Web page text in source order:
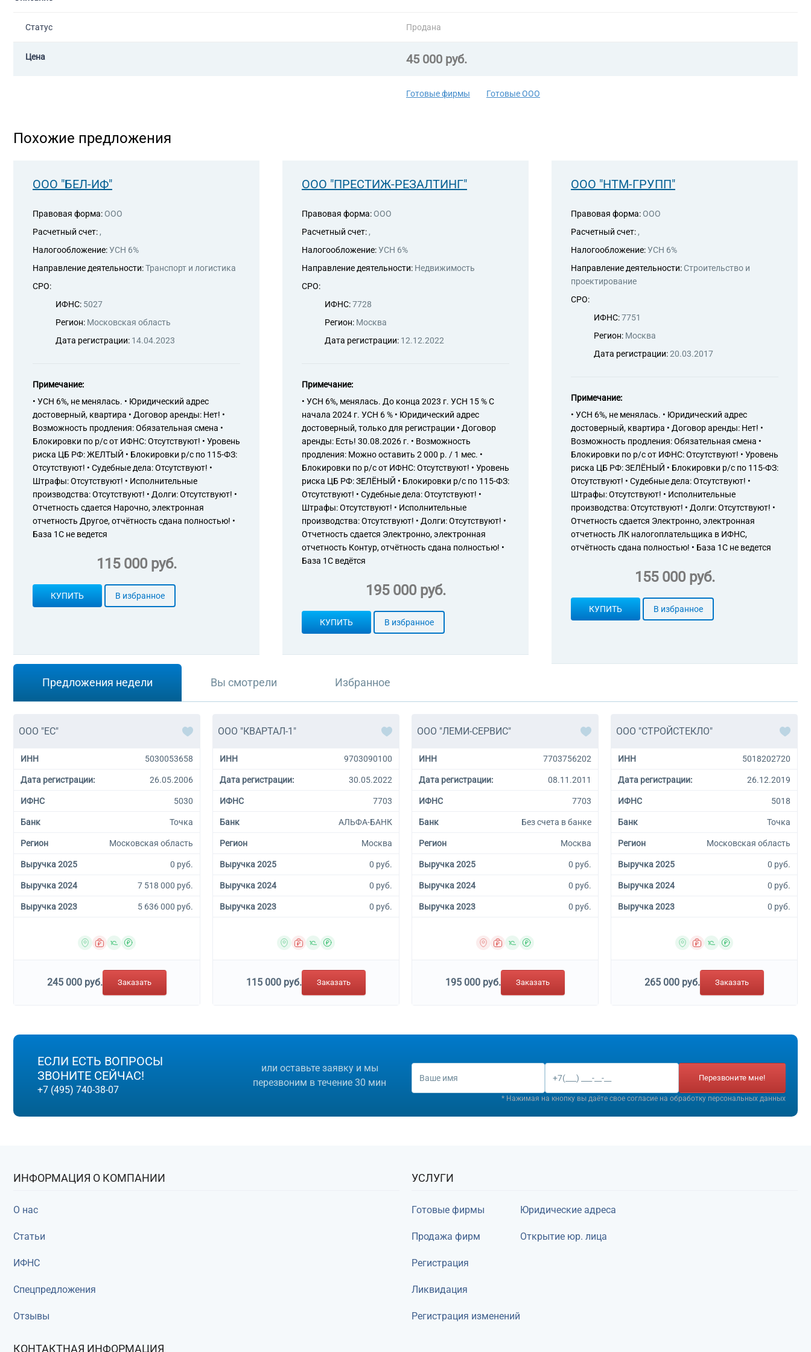
техническим оборудованием
Статус Продана
Цена 45 000 руб.
Готовые фирмы Готовые ООО
Похожие предложения
ООО "БЕЛ-ИФ"
Правовая форма: ООО
Расчетный счет: ,
Налогообложение:УСН 6%
Направление деятельности:Транспорт и логистика
СРО:
ИФНС: 5027
Регион: Московская область
Дата регистрации: 14.04.2023
Примечание:
• УСН 6%, не менялась. • Юридический адрес
достоверный, квартира • Договор аренды: Нет! •
Возможность продления: Обязательная смена •
Блокировки по р/с от ИФНС: Отсутствуют! • Уровень
риска ЦБ РФ: ЖЕЛТЫЙ • Блокировки р/с по 115-ФЗ:
Отсутствуют! • Судебные дела: Отсутствуют! •
Штрафы: Отсутствуют! • Исполнительные
производства: Отсутствуют! • Долги: Отсутствуют! •
Отчетность сдается Нарочно, электронная
отчетность Другое, отчётность сдана полностью! •
База 1С не ведется
115 000 руб.
КУПИТЬ В избранное
ООО "ПРЕСТИЖ-РЕЗАЛТИНГ"
Правовая форма: ООО
Расчетный счет: ,
Налогообложение:УСН 6%
Направление деятельности: Недвижимость
СРО:
ИФНС:7728
Регион: Москва
Дата регистрации: 12.12.2022
Примечание:
• УСН 6%, менялась. До конца 2023 г. УСН 15 % С
начала 2024 г. УСН 6 % • Юридический адрес
достоверный, только для регистрации • Договор
аренды: Есть! 30.08.2026 г. • Возможность
продления: Можно оставить 2 000 р. / 1 мес. •
Блокировки по р/с от ИФНС: Отсутствуют! • Уровень
риска ЦБ РФ: ЗЕЛЁНЫЙ • Блокировки р/с по 115-ФЗ:
Отсутствуют! • Судебные дела: Отсутствуют! •
Штрафы: Отсутствуют! • Исполнительные
производства: Отсутствуют! • Долги: Отсутствуют! •
Отчетность сдается Электронно, электронная
отчетность Контур, отчётность сдана полностью! •
База 1С ведётся
195 000 руб.
КУПИТЬ В избранное
ООО "НТМ-ГРУПП"
Правовая форма: ООО
Расчетный счет: ,
Налогообложение:УСН 6%
Направление деятельности: Строительство и
проектирование
СРО:
ИФНС:7751
Регион: Москва
Дата регистрации:20.03.2017
Примечание:
• УСН 6%, не менялась. • Юридический адрес
достоверный, квартира • Договор аренды: Нет! •
Возможность продления: Обязательная смена •
Блокировки по р/с от ИФНС: Отсутствуют! • Уровень
риска ЦБ РФ: ЗЕЛЁНЫЙ • Блокировки р/с по 115-ФЗ:
Отсутствуют! • Судебные дела: Отсутствуют! •
Штрафы: Отсутствуют! • Исполнительные
производства: Отсутствуют! • Долги: Отсутствуют! •
Отчетность сдается Электронно, электронная
отчетность ЛК налогоплательщика в ИФНС,
отчётность сдана полностью! • База 1С не ведется
155 000 руб.
КУПИТЬ В избранное
Предложения недели Вы смотрели Избранное
ООО "ЕС"
ИНН 5030053658
Дата регистрации: 26.05.2006
ИФНС 5030
Банк Точка
Регион Московская область
Выручка 2025 0 руб.
Выручка 2024 7 518 000 руб.
Выручка 2023 5 636 000 руб.
245 000 руб. Заказать
ООО "КВАРТАЛ-1"
ИНН 9703090100
Дата регистрации: 30.05.2022
ИФНС 7703
Банк АЛЬФА-БАНК
Регион Москва
Выручка 2025 0 руб.
Выручка 2024 0 руб.
Выручка 2023 0 руб.
115 000 руб. Заказать
ООО "ЛЕМИ-СЕРВИС"
ИНН 7703756202
Дата регистрации: 08.11.2011
ИФНС 7703
Банк Без счета в банке
Регион Москва
Выручка 2025 0 руб.
Выручка 2024 0 руб.
Выручка 2023 0 руб.
195 000 руб. Заказать
ООО "СТРОЙСТЕКЛО"
ИНН 5018202720
Дата регистрации: 26.12.2019
ИФНС 5018
Банк Точка
Регион Московская область
Выручка 2025 0 руб.
Выручка 2024 0 руб.
Выручка 2023 0 руб.
265 000 руб. Заказать
ЕСЛИ ЕСТЬ ВОПРОСЫ
ЗВОНИТЕ СЕЙЧАС!
+7 (495) 740-38-07
или оставьте заявку и мы
перезвоним в течение 30 мин
Перезвоните мне!
* Нажимая на кнопку вы даёте свое согласие на обработку персональных данных
ИНФОРМАЦИЯ О КОМПАНИИ
О нас
Статьи
ИФНС
Спецпредложения
Отзывы
УСЛУГИ
Готовые фирмы
Продажа фирм
Регистрация
Ликвидация
Регистрация изменений
Юридические адреса
Открытие юр. лица
КОНТАКТНАЯ ИНФОРМАЦИЯ